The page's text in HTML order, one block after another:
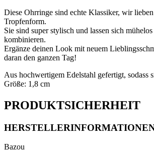
Diese Ohrringe sind echte Klassiker, wir
Tropfenform.
Sie sind super stylisch und lassen sich
kombinieren.
Ergänze deinen Look mit neuem
daran den ganzen Tag!
Aus hochwertigem Edelstahl gefertigt, sodass
Größe: 1,8 cm
PRODUKTSICHERHEIT
Bazou